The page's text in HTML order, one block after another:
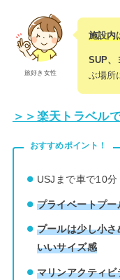
旅好き女性
施設内
SUP、
ぶ場所
＞＞楽天トラベル
おすすめポイント！
USJまで車で10
プライベートプ
プールは少し小
いいサイズ感
マリンアクティビ